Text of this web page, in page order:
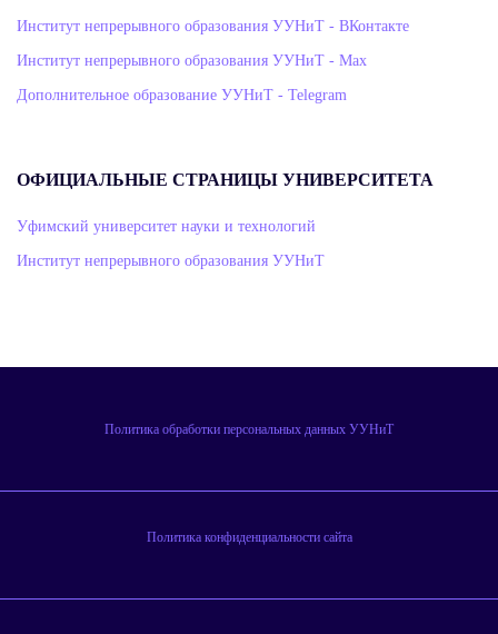
Институт непрерывного образования УУНиТ - ВКонтакте
Институт непрерывного образования УУНиТ - Max
Дополнительное образование УУНиТ - Telegram
ОФИЦИАЛЬНЫЕ СТРАНИЦЫ УНИВЕРСИТЕТА
Уфимский университет науки и технологий
Институт непрерывного образования УУНиТ
Политика обработки персональных данных УУНиТ
Политика конфиденциальности сайта